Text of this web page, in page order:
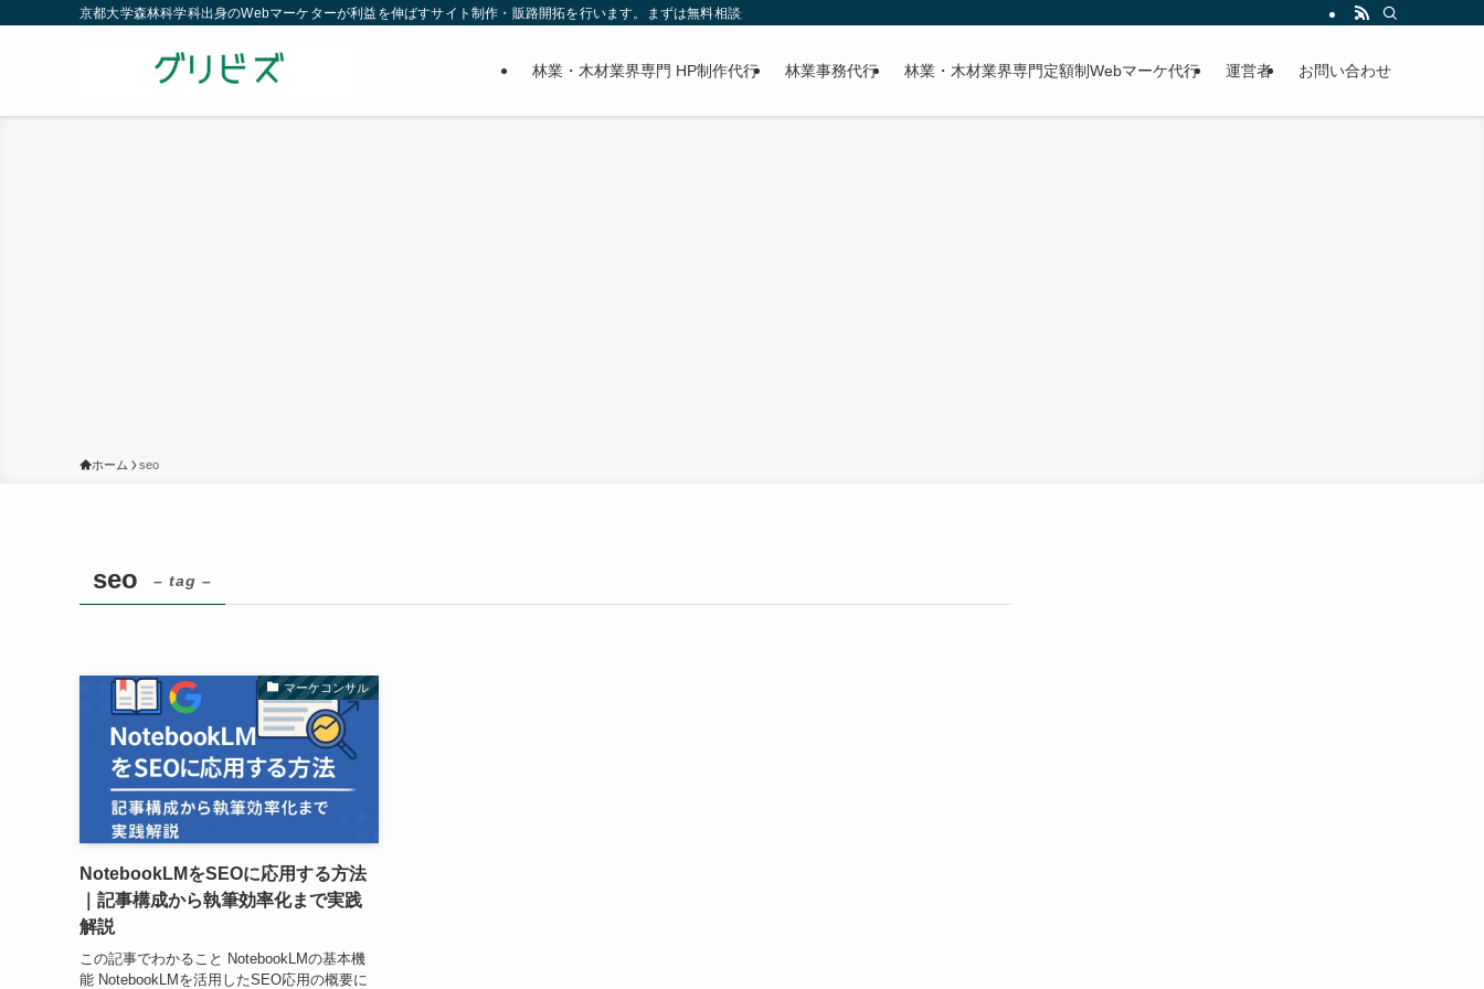
京都大学森林科学科出身のWebマーケターが利益を伸ばすサイト制作・販路開拓を行います。まずは無料相談から
林業・木材業界専門 HP制作代行 林業事務代行 林業・木材業界専門定額制Webマーケ代行 運営者 お問い合わせ
ホーム seo
seo – tag –
マーケコンサル
NotebookLMをSEOに応用する方法
｜記事構成から執筆効率化まで実践
解説
この記事でわかること NotebookLMの基本機
能 NotebookLMを活用したSEO応用の概要に